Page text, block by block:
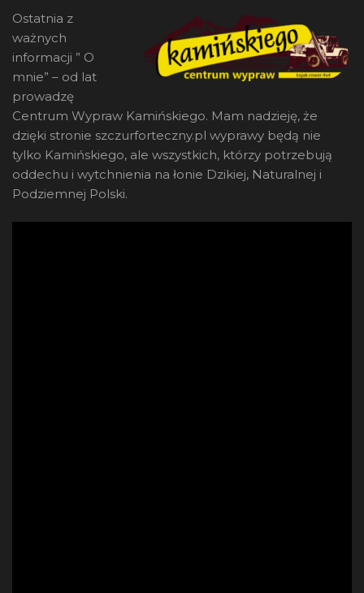
Ostatnia z
ważnych
informacji ” O
mnie” – od lat
prowadzę
Centrum Wypraw Kamińskiego. Mam nadzieję, że
dzięki stronie szczurforteczny.pl wyprawy będą nie
tylko Kamińskiego, ale wszystkich, którzy potrzebują
oddechu i wytchnienia na łonie Dzikiej, Naturalnej i
Podziemnej Polski.